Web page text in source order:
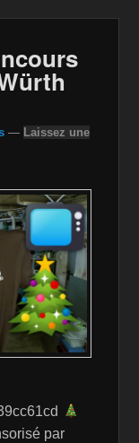
— Laissez une
par